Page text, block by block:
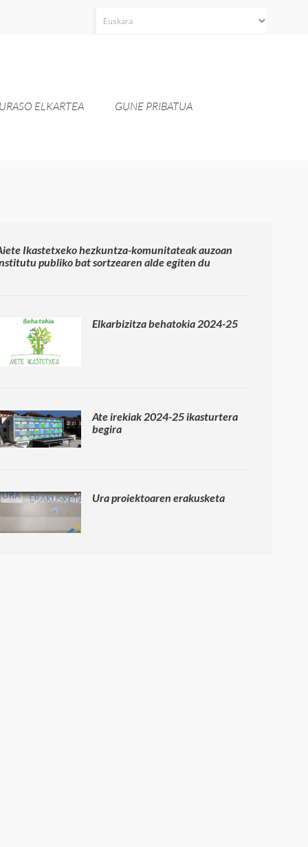
ELKARTEA GUNE PRIBATUA
Ikastetxeko hezkuntza-komunitateak auzoan
publiko bat sortzearen alde egiten du
Elkarbizitza behatokia 2024-25
Ate irekiak 2024-25 ikasturtera
begira
Ura proiektoaren erakusketa